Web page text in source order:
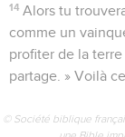
14 Alors tu
comme un
profiter de la
partage. » Voilà
© Société biblique